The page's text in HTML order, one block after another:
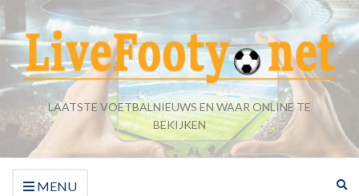
LAATSTE VOETBALNIEUWS EN WAAR ONLINE TE
BEKIJKEN
MENU